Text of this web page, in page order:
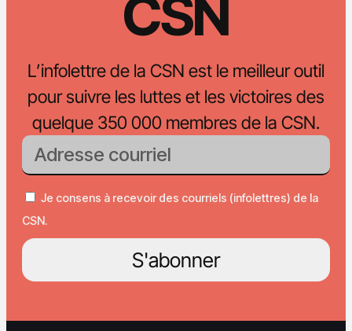
CSN
L’infolettre de la CSN est le meilleur outil
pour suivre les luttes et les victoires des
quelque 350 000 membres de la CSN.
Je consens à recevoir des courriels (infolettres) de la
CSN.
S'abonner